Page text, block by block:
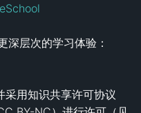
深层次的学习体验：
采用知识共享许可协议